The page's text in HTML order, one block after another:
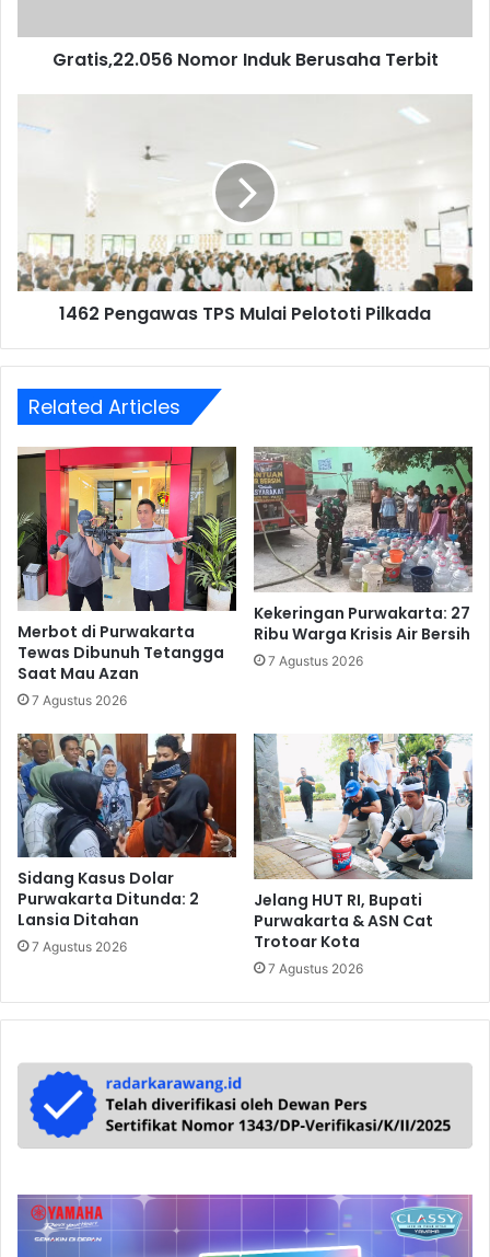
Gratis,22.056 Nomor Induk Berusaha Terbit
Pengawas
1462 Pengawas TPS Mulai Pelototi Pilkada
Related Articles
Merbot di Purwakarta
Tewas Dibunuh Tetangga
Saat Mau Azan
7 Agustus 2026
Kekeringan Purwakarta: 27
Ribu Warga Krisis Air Bersih
7 Agustus 2026
Sidang Kasus Dolar
Purwakarta Ditunda: 2
Lansia Ditahan
7 Agustus 2026
Jelang HUT RI, Bupati
Purwakarta & ASN Cat
Trotoar Kota
7 Agustus 2026